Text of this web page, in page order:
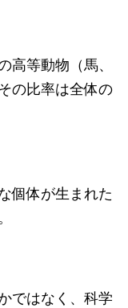
高等動物（馬、
の比率は全体の
個体が生まれた
ではなく、科学